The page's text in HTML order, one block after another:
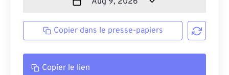
Copier dans le presse-papiers
Copier le lien